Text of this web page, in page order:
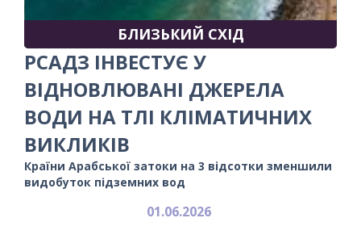
БЛИЗЬКИЙ СХІД
РСАДЗ ІНВЕСТУЄ У
ВІДНОВЛЮВАНІ ДЖЕРЕЛА
ВОДИ НА ТЛІ КЛІМАТИЧНИХ
ВИКЛИКІВ
Країни Арабської затоки на 3 відсотки зменшили
видобуток підземних вод
01.06.2026